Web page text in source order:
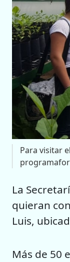
Para visitar
La
quieran
Luis,
Más de 50